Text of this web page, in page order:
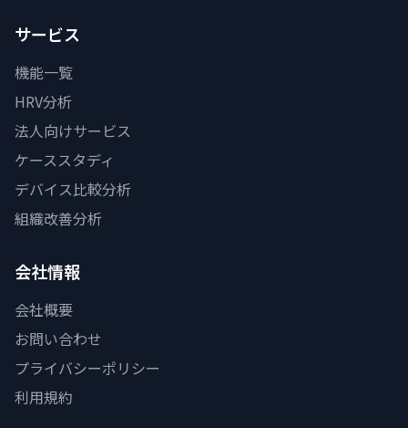
サービス
機能一覧
HRV分析
法人向けサービス
ケーススタディ
デバイス比較分析
組織改善分析
会社情報
会社概要
お問い合わせ
プライバシーポリシー
利用規約